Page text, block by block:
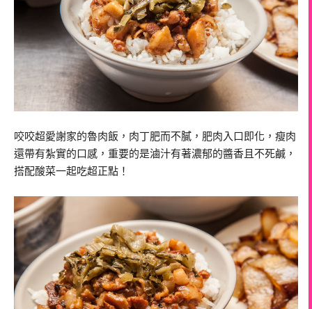
咬咬超愛謝家的魯肉飯，肉丁肥而不膩，肥肉入口即化，瘦肉
還帶有紮實的口感，重要的是滷汁有著濃郁的醬香且不死鹹，
搭配酸菜一起吃超正點！